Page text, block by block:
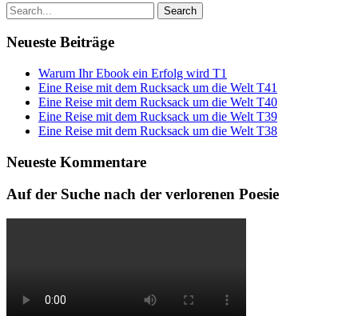
Search
for:
Neueste Beiträge
Warum Ihr Ebook ein Erfolg wird T1
Eine Reise mit dem Rucksack um die Welt T41
Eine Reise mit dem Rucksack um die Welt T40
Eine Reise mit dem Rucksack um die Welt T39
Eine Reise mit dem Rucksack um die Welt T38
Neueste Kommentare
Auf der Suche nach der verlorenen Poesie